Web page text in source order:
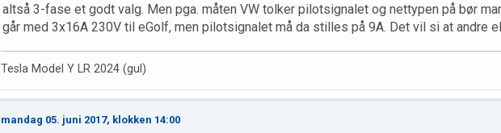
altså 3-fase et godt valg. Men pga. måten VW tolker pilotsignalet og nettypen på bør
går med 3x16A 230V til eGolf, men pilotsignalet må da stilles på 9A. Det vil si at andre
Tesla Model Y LR 2024 (gul)
mandag 05. juni 2017, klokken 14:00